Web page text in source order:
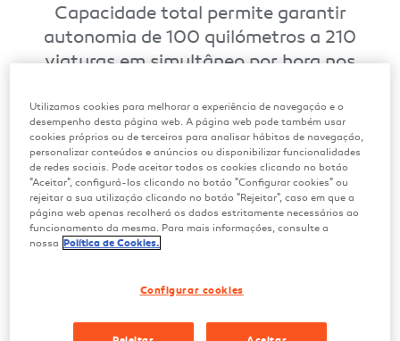
Capacidade total permite garantir
autonomia de 100 quilómetros a 210
viaturas em simultâneo por hora nos
IKEA. Parceria insere-se na estratégia
da Galp para a mobilidade elétrica e
representa mais um passo para chegar à
meta definida pela energética até 2025
Março 2023
Até ao final deste ano, a Galp espera ter 5 mil
Utilizamos cookies para melhorar a experiência de navegação e o
desempenho desta página web. A página web pode também usar
cookies próprios ou de terceiros para analisar hábitos de navegação,
personalizar conteúdos e anúncios ou disponibilizar funcionalidades
de redes sociais. Pode aceitar todos os cookies clicando no botão
"Aceitar", configurá-los clicando no botão "Configurar cookies" ou
rejeitar a sua utilização clicando no botão "Rejeitar", caso em que a
página web apenas recolherá os dados estritamente necessários ao
funcionamento da mesma. Para mais informações, consulte a
nossa Política de Cookies.
Configurar cookies